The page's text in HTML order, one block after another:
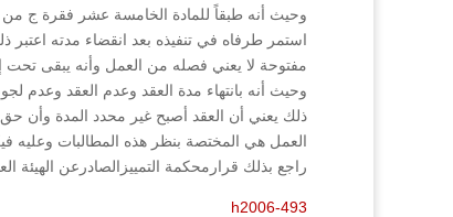
وحيث أنه طبقاً للمادة الخامسة عشر فقرة ج من
استمر طرفاه في تنفيذه بعد انقضاء مدته
مفتوحة لا يعني فصله من العمل وأنه يبقى تحت
وحيث أنه بانتهاء مدة العقد وعدم العقد وعدم
العمل هي المختصة بنظر هذه المطالبات وعليه
راجع بذلك قرارمحكمة التمييزالصادرعن الهيئة العادية رقم ( 493/
h2006-493